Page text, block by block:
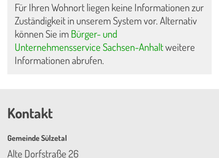
Für Ihren Wohnort liegen keine Informationen zur
Zuständigkeit in unserem System vor. Alternativ
können Sie im Bürger- und
Unternehmensservice Sachsen-Anhaltweitere
Informationen abrufen.
Kontakt
Gemeinde Sülzetal
Alte Dorfstraße 26